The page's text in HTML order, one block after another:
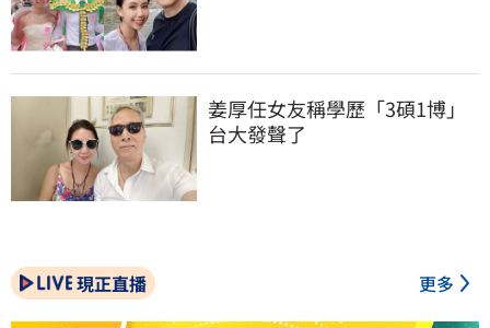
姜厚任女友稱學歷「3碩1博」
台大發聲了
現正直播 更多